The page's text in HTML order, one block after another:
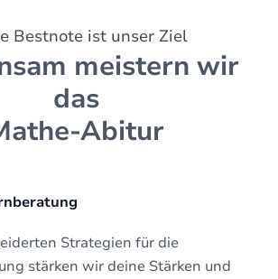
Bestnote ist unser Ziel
meistern wir
das
Abitur
Strategien für die
stärken wir deine Stärken und